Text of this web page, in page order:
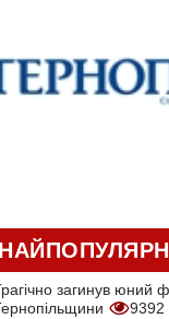
загинув юний
9392